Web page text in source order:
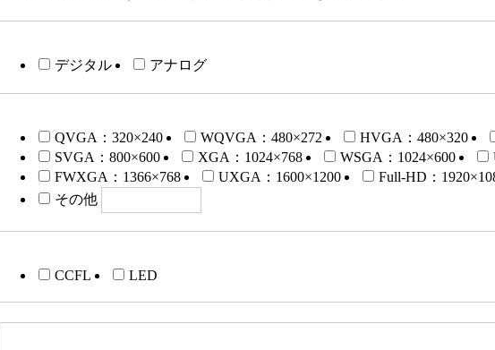
デジタル
アナログ
QVGA：320×240
WQVGA：480×272 HVGA：480×320
SVGA：800×600
XGA：1024×768 WSGA：1024×600
FWXGA：1366×768
UXGA：1600×1200 Full-HD：
その他
CCFL
LED